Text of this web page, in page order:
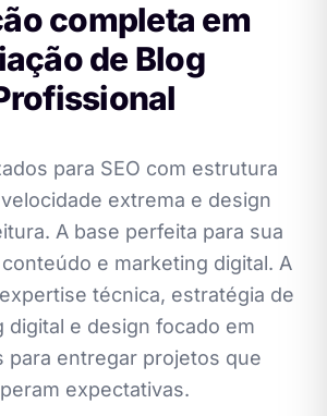
completa em
de Blog
para SEO com estrutura
extrema e design
A base perfeita para sua
e marketing digital. A
técnica, estratégia de
digital e design focado em
para entregar projetos que
expectativas.